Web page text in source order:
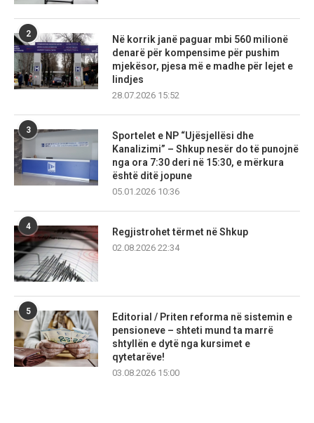
2
Në korrik janë paguar mbi 560 milionë
denarë për kompensime për pushim
mjekësor, pjesa më e madhe për lejet e
lindjes
28.07.2026 15:52
3
Sportelet e NP “Ujësjellësi dhe
Kanalizimi” – Shkup nesër do të punojnë
nga ora 7:30 deri në 15:30, e mërkura
është ditë jopune
05.01.2026 10:36
4
Regjistrohet tërmet në Shkup
02.08.2026 22:34
5
Editorial / Priten reforma në sistemin e
pensioneve – shteti mund ta marrë
shtyllën e dytë nga kursimet e
qytetarëve!
03.08.2026 15:00